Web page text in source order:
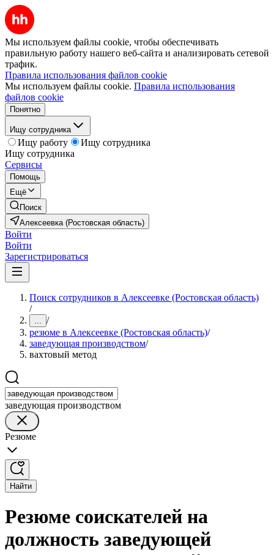
Мы используем файлы cookie, чтобы обеспечивать
правильную работу нашего веб-сайта и анализировать сетевой
трафик.
Правила использования файлов cookie
Мы используем файлы cookie. Правила использования
файлов cookie
Понятно
Ищу сотрудника
Ищу работу
Ищу сотрудника
Ищу сотрудника
Сервисы
Помощь
Ещё
Поиск
Алексеевка (Ростовская область)
Войти
Войти
Зарегистрироваться
Поиск сотрудников в Алексеевке (Ростовская область)
/
... /
резюме в Алексеевке (Ростовская область)/
заведующая производством/
вахтовый метод
заведующая производством
Резюме
Найти
Резюме соискателей на
должность заведующей